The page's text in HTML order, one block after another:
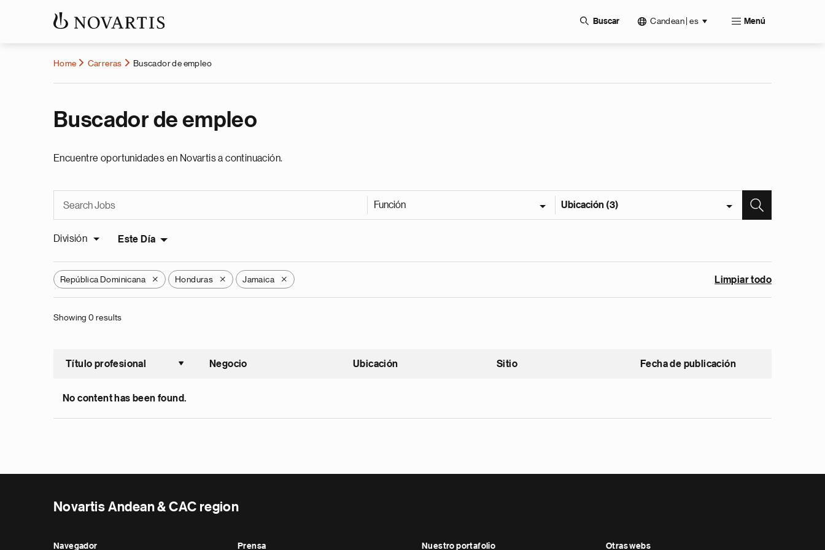
Buscar Candean | es Menú
Home Carreras Buscador de empleo
Buscador de empleo
Encuentre oportunidades en Novartis a continuación.
Función Ubicación (3)
División Este Día
República Dominicana X Honduras X Jamaica X Limpiar todo
Showing 0 results
Título profesional
Ordenar ascendente
Negocio Ubicación Sitio Fecha de publicación
No content has been found.
Novartis Andean & CAC region
Navegador Prensa Nuestro portafolio Otras webs